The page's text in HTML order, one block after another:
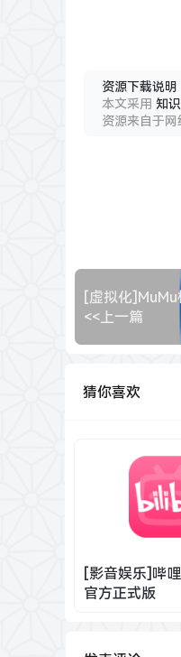
资源下载说明
本文采用 知
资源来自于网
[虚拟化
<<上一篇
猜你喜欢
[影音娱乐]哔
官方正式版